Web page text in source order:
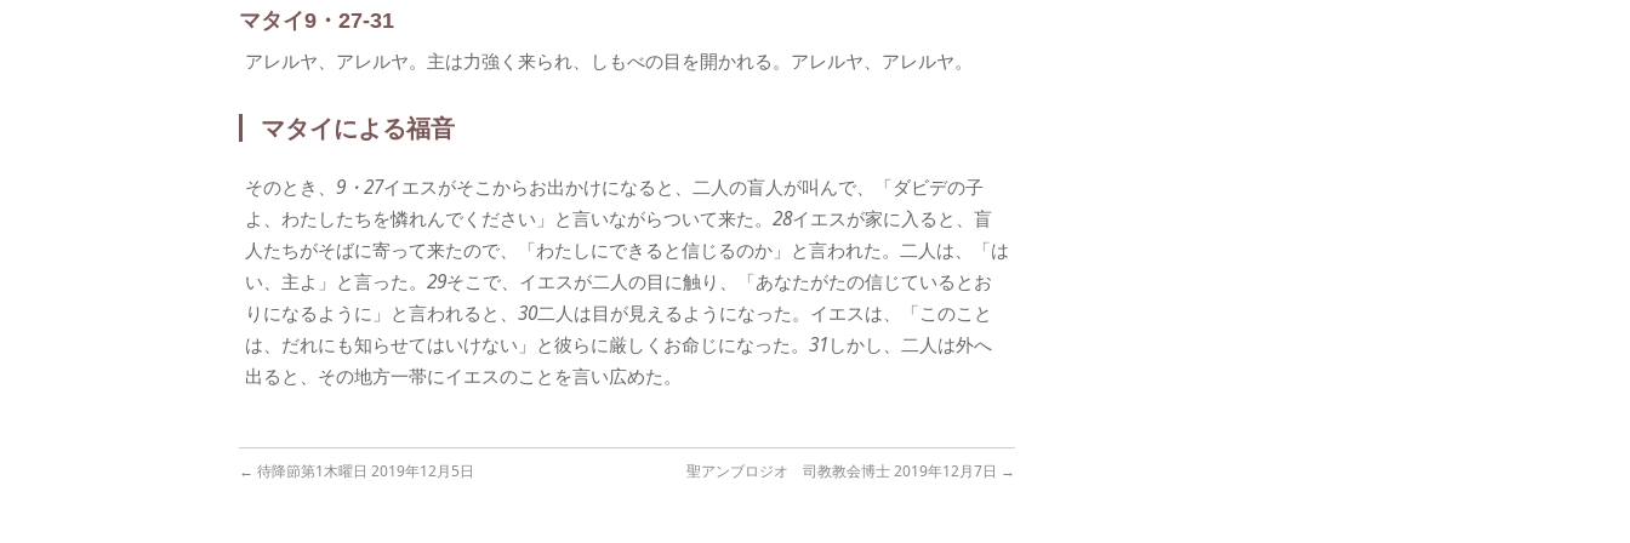
マタイ9・27-31
アレルヤ、アレルヤ。主は力強く来られ、しもべの目を開かれる。アレルヤ、アレルヤ。
マタイによる福音
そのとき、 9・27イエスがそこからお出かけになると、二人の盲人が叫んで、「ダビデの子
よ、わたしたちを憐れんでください」と言いながらついて来た。 28イエスが家に入ると、盲
人たちがそばに寄って来たので、「わたしにできると信じるのか」と言われた。二人は、「は
い、主よ」と言った。 29そこで、イエスが二人の目に触り、「あなたがたの信じているとお
りになるように」と言われると、 30二人は目が見えるようになった。イエスは、「このこと
は、だれにも知らせてはいけない」と彼らに厳しくお命じになった。 31しかし、二人は外へ
出ると、その地方一帯にイエスのことを言い広めた。
← 待降節第1木曜日 2019年12月5日 聖アンブロジオ 司教教会博士 2019年12月7日 →